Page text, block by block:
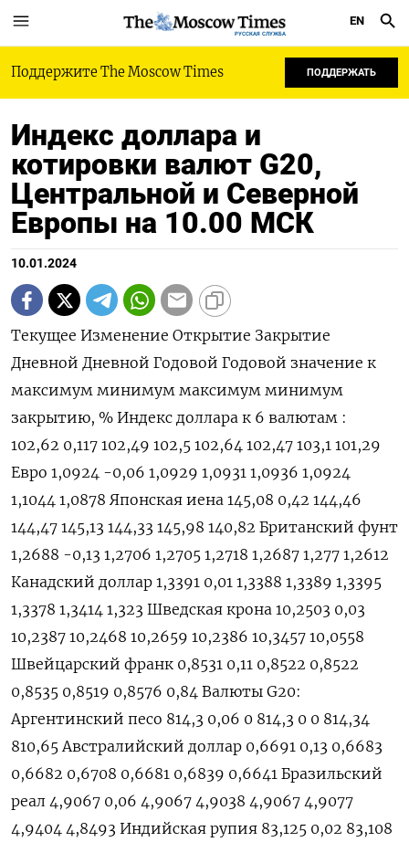
РУССКАЯ СЛУЖБА
EN
Поддержите The Moscow Times ПОДДЕРЖАТЬ
Индекс доллара и
котировки валют G20,
Центральной и Северной
Европы на 10.00 МСК
10.01.2024
Текущее Изменение Открытие Закрытие
Дневной Дневной Годовой Годовой значение к
максимум минимум максимум минимум
закрытию, % Индекс доллара к 6 валютам :
102,62 0,117 102,49 102,5 102,64 102,47 103,1 101,29
Евро 1,0924 -0,06 1,0929 1,0931 1,0936 1,0924
1,1044 1,0878 Японская иена 145,08 0,42 144,46
144,47 145,13 144,33 145,98 140,82 Британский фунт
1,2688 -0,13 1,2706 1,2705 1,2718 1,2687 1,277 1,2612
Канадский доллар 1,3391 0,01 1,3388 1,3389 1,3395
1,3378 1,3414 1,323 Шведская крона 10,2503 0,03
10,2387 10,2468 10,2659 10,2386 10,3457 10,0558
Швейцарский франк 0,8531 0,11 0,8522 0,8522
0,8535 0,8519 0,8576 0,84 Валюты G20:
Аргентинский песо 814,3 0,06 0 814,3 0 0 814,34
810,65 Австралийский доллар 0,6691 0,13 0,6683
0,6682 0,6708 0,6681 0,6839 0,6641 Бразильский
реал 4,9067 0,06 4,9067 4,9038 4,9067 4,9077
4,9404 4,8493 Индийская рупия 83,125 0,02 83,108